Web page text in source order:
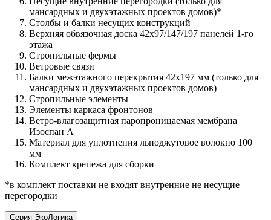
мансардных и двухэтажных проектов домов)*
Столбы и балки несущих конструкций
Верхняя обвязочная доска 42х97/147/197 панелей 1-го
этажа
Стропильные фермы
Ветровые связи
Балки межэтажного перекрытия 42х197 мм (только для
мансардных и двухэтажных проектов домов)
Стропильные элементы
Элементы каркаса фронтонов
Ветро-влагозащитная паропроницаемая мембрана
Изоспан А
Материал для уплотнения льноджутовое волокно 100
мм
Комплект крепежа для сборки
*в комплект поставки не входят внутренние не несущие
перегородки
Серия ЭкоЛогика